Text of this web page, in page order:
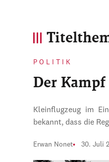
POLITIK
Der
Kleinflugzeug im
bekannt, dass die
Erwan Nonet 30. Juli